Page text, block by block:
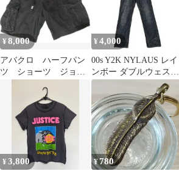
¥8,000
アバクロ ハーフパン
ツ ショーツ ジョー
¥ 4,000
00s Y2K NYLAUS レイ
ンボー ダブルウェスト
シワヒゲ デニム 黒
¥3,800 ¥780